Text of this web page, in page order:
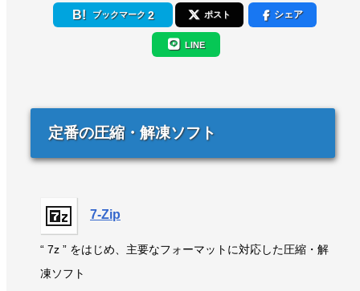
ブックマーク 2 ポスト シェア
LINE
定番の圧縮・解凍ソフト
7-Zip
“ 7z ” をはじめ、主要なフォーマットに対応した圧縮・解
凍ソフト